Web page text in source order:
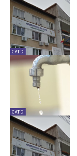
CATD
CATD